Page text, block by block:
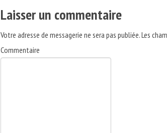
Laisser un commentaire
Votre adresse de messagerie ne sera pas publiée.Les
Commentaire